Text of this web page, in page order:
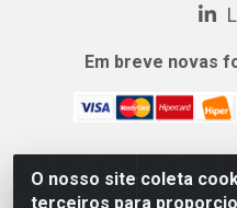
O nosso site coleta
terceiros para
Em breve novas
MIX CERTO